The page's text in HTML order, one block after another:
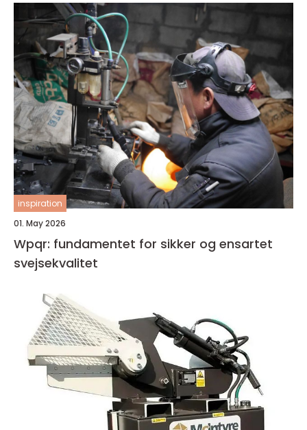
inspiration
01. May 2026
Wpqr: fundamentet for sikker og ensartet
svejsekvalitet